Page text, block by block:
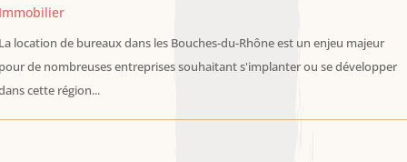
location de bureaux dans les Bouches-du-Rhône est un enjeu majeur
de nombreuses entreprises souhaitant s'implanter ou se développer
cette région...